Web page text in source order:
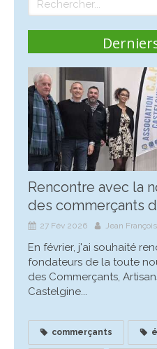
Rencontre avec la
des commerçants
27 Fév 2026 Jean
En février, j'ai souhaité
fondateurs de la toute
des Commerçants,
Castelgine...
commerçants